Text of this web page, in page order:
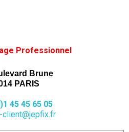
Professionnel
Brune
PARIS
45 45 65 05